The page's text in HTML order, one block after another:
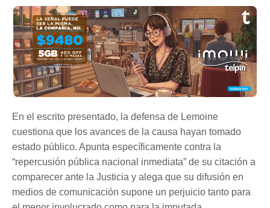
En el escrito presentado, la defensa de Lemoine
cuestiona que los avances de la causa hayan tomado
estado público. Apunta específicamente contra la
“repercusión pública nacional inmediata” de su citación a
comparecer ante la Justicia y alega que su difusión en
medios de comunicación supone un perjuicio tanto para